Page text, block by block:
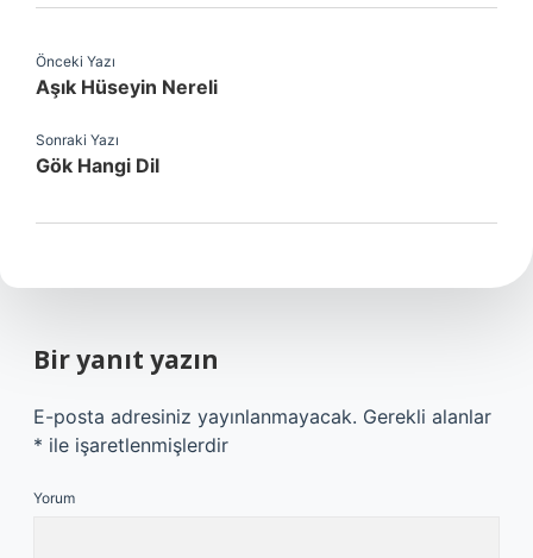
Önceki Yazı
Aşık Hüseyin Nereli
Sonraki Yazı
Gök Hangi Dil
Bir yanıt yazın
E-posta adresiniz yayınlanmayacak. Gerekli alanlar
* ile işaretlenmişlerdir
Yorum